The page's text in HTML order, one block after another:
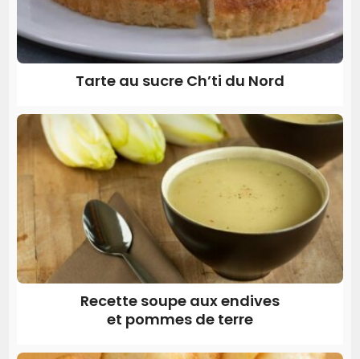
Tarte au sucre Ch’ti du Nord
Recette soupe aux endives
et pommes de terre